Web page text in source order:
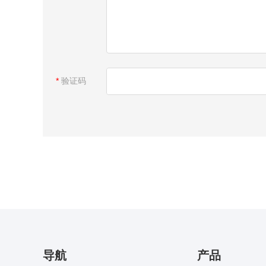
* 验证码
导航 产品